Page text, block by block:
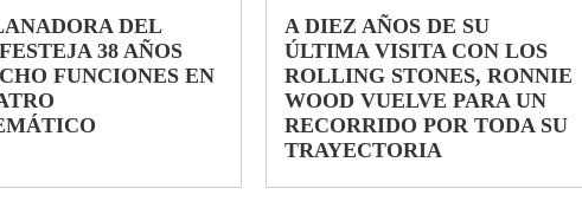
DEL
38 AÑOS
FUNCIONES EN
A DIEZ AÑOS DE SU
ÚLTIMA VISITA CON LOS
ROLLING STONES, RONNIE
WOOD VUELVE PARA UN
RECORRIDO POR TODA SU
TRAYECTORIA